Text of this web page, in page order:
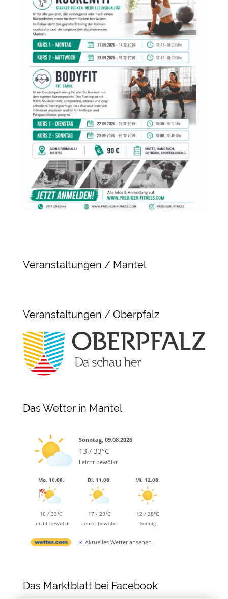
Veranstaltungen / Mantel
Veranstaltungen / Oberpfalz
Das Wetter in Mantel
Sonntag, 09.08.2026
13 / 33°C
Leicht bewölkt
Mo, 10.08.
16 / 33°C
Leicht bewölkt
Di, 11.08.
17 / 29°C
Leicht bewölkt
Mi, 12.08.
12 / 28°C
Sonnig
Aktuelles Wetter ansehen
Das Marktblatt bei Facebook